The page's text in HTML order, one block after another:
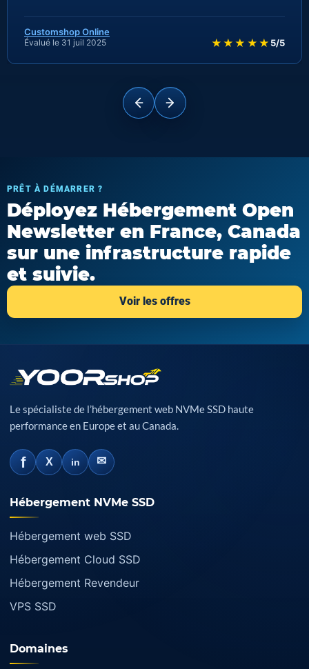
Customshop Online
Évalué le 31 juil 2025 ★★★★★ 5/5
PRÊT À DÉMARRER ?
Déployez Hébergement Open
Newsletter en France, Canada
sur une infrastructure rapide
et suivie.
Voir les offres
Le spécialiste de l’hébergement web NVMe SSD haute
performance en Europe et au Canada.
f X in ✉
Hébergement NVMe SSD
Hébergement web SSD
Hébergement Cloud SSD
Hébergement Revendeur
VPS SSD
Domaines